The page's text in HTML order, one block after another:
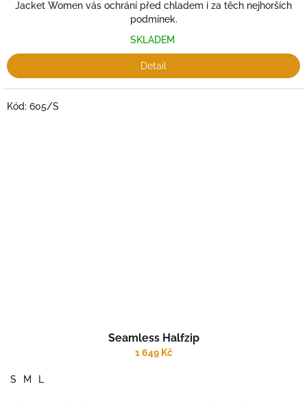
Jacket Women vás ochrání před chladem i za těch nejhorších
podmínek.
SKLADEM
Detail
Seamless Halfzip
1 649 Kč
S M L
Kód: 605/S